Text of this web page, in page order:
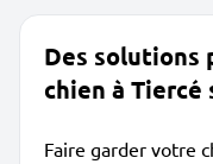
Des solutions
chien à Tiercé
Faire garder votre